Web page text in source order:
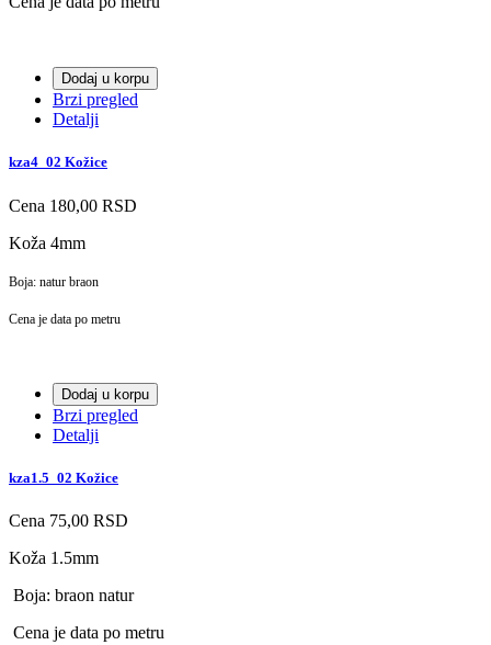
Dodaj u korpu
Brzi pregled
Detalji
kza4_02 Kožice
Cena 180,00 RSD
Koža 4mm
Boja: natur braon
Cena je data po metru
Dodaj u korpu
Brzi pregled
Detalji
kza1.5_02 Kožice
Cena 75,00 RSD
Koža 1.5mm
Boja: braon natur
Cena je data po metru